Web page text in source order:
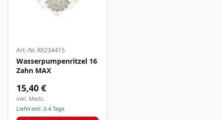
Art.-Nr. RX234415
Wasserpumpenritzel 16
Zahn MAX
15,40 €
inkl. MwSt.
Lieferzeit: 3-4 Tage